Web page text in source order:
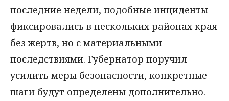
последние недели, подобные инциденты
фиксировались в нескольких районах края
без жертв, но с материальными
последствиями. Губернатор поручил
усилить меры безопасности, конкретные
шаги будут определены дополнительно.